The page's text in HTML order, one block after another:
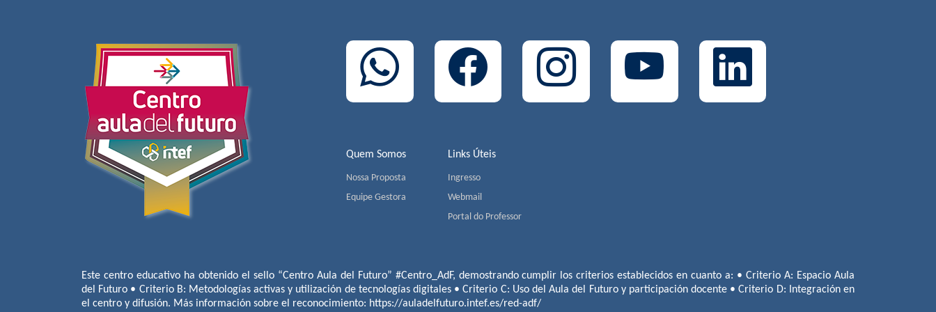
Quem Somos
Nossa Proposta
Equipe Gestora
Links Úteis
Ingresso
Webmail
Portal do Professor
Este centro educativo ha obtenido el sello “Centro Aula del Futuro” #Centro_AdF, demostrando cumplir los criterios establecidos en cuanto a: • Criterio A: Espacio Aula
del Futuro • Criterio B: Metodologías activas y utilización de tecnologías digitales • Criterio C: Uso del Aula del Futuro y participación docente • Criterio D: Integración en
el centro y difusión. Más información sobre el reconocimiento: https://auladelfuturo.intef.es/red-adf/